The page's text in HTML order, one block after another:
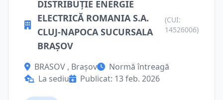
DISTRIBUŢIE ENERGIE
ELECTRICĂ ROMANIA S.A.
CLUJ-NAPOCA SUCURSALA
BRAȘOV
(CUI:
14526006)
BRASOV , Brașov
Normă întreagă
La sediu
Publicat: 13 feb. 2026